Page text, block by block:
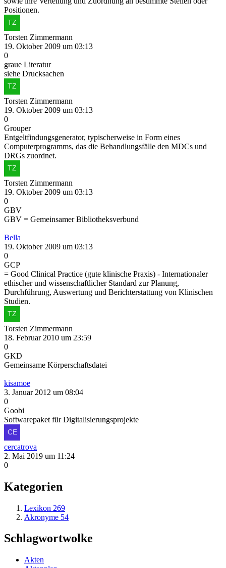
Positionen.
Torsten Zimmermann
19. Oktober 2009 um 03:13
0
graue Literatur
siehe Drucksachen
Torsten Zimmermann
19. Oktober 2009 um 03:13
0
Grouper
Entgeltfindungsgenerator, typischerweise in Form eines
Computerprogramms, das die Behandlungsfälle den MDCs und
DRGs zuordnet.
Torsten Zimmermann
19. Oktober 2009 um 03:13
0
GBV
GBV = Gemeinsamer Bibliotheksverbund
Bella
19. Oktober 2009 um 03:13
0
GCP
= Good Clinical Practice (gute klinische Praxis) - Internationaler
ethischer und wissenschaftlicher Standard zur Planung,
Durchführung, Auswertung und Berichterstattung von Klinischen
Studien.
Torsten Zimmermann
18. Februar 2010 um 23:59
0
GKD
Gemeinsame Körperschaftsdatei
kisamoe
3. Januar 2012 um 08:04
0
Goobi
Softwarepaket für Digitalisierungsprojekte
cercatrova
2. Mai 2019 um 11:24
0
Kategorien
Lexikon 269
Akronyme 54
Schlagwortwolke
Akten